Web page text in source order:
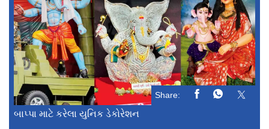
Share:
બાપ્પા માટે કરેલા યુનિક ડેકોરેશન